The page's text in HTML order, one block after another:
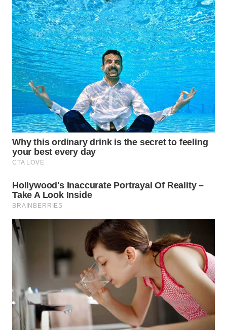
BORNEO
Wahana
Media
Group
WAHANA
NEWS
WAHANA
TANI
WAHANA
ADVOKAT
WAHANA
INFRASTRUKTUR
KONSUMEN
WAHANA
TRAVEL